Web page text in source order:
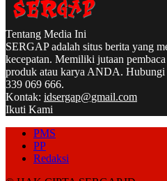
Tentang Media Ini
SERGAP adalah situs berita yang
kecepatan. Memiliki jutaan
produk atau karya ANDA.
339 069 666.
Kontak: idsergap@gmail.com
Ikuti Kami
PMS
PP
Redaksi